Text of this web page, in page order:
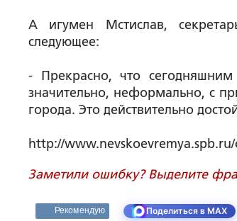
А игумен Мстислав,
следующее:
- Прекрасно, что
значительно, неформально, с
города. Это действительно
http://
Заметили ошибку? Выделите
Рекомендую Поделиться в MAX